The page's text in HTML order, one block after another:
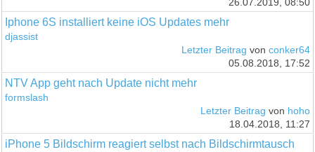
26.07.2019, 08:50
Iphone 6S installiert keine iOS Updates mehr
djassist
Letzter Beitrag von conker64
05.08.2018, 17:52
NTV App geht nach Update nicht mehr
formslash
Letzter Beitrag von hoho
18.04.2018, 11:27
iPhone 5 Bildschirm reagiert selbst nach Bildschirmtausch